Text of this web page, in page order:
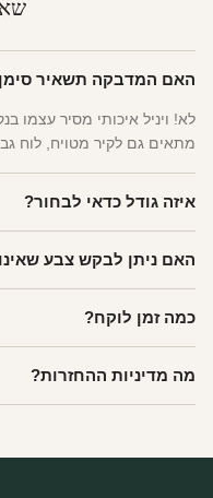
האם המדבקה תשאיר
לא! ויניל איכותי מסיר עצמו
מתאים גם לקיר מטויח, לוח
איזה גודל כדאי לבחור?
שינה של מבוגרים — L. לפינה קטנה — S.
האם ניתן לבקש צבע
הצבעים זמינים ללא תוספת
כמה זמן לוקח?
14:00 — יצאו באותו יום.
מה מדיניות ההחזרות?